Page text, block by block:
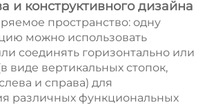
и конструктивного дизайна
пространство: одну
можно использовать
соединять горизонтально или
виде вертикальных стопок,
и справа) для
различных функциональных